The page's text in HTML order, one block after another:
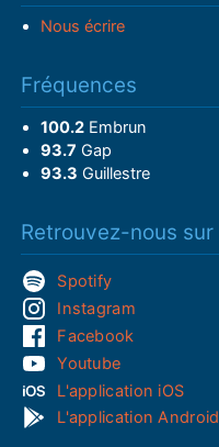
Nous écrire
Fréquences
100.2Embrun
93.7 Gap
93.3 Guillestre
Retrouvez-nous sur
Spotify
Instagram
Facebook
Youtube
L'application iOS
L'application Android